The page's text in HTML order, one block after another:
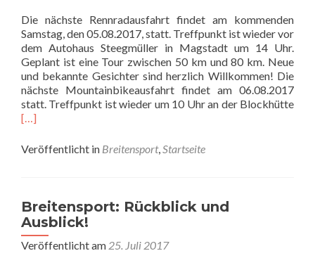
dabei!
Die nächste Rennradausfahrt findet am kommenden
Samstag, den 05.08.2017, statt. Treffpunkt ist wieder vor
dem Autohaus Steegmüller in Magstadt um 14 Uhr.
Geplant ist eine Tour zwischen 50 km und 80 km. Neue
und bekannte Gesichter sind herzlich Willkommen! Die
nächste Mountainbikeausfahrt findet am 06.08.2017
statt. Treffpunkt ist wieder um 10 Uhr an der Blockhütte
[…]
Veröffentlicht in Breitensport,Startseite
Breitensport: Rückblick und
Ausblick!
Veröffentlicht am 25. Juli 2017